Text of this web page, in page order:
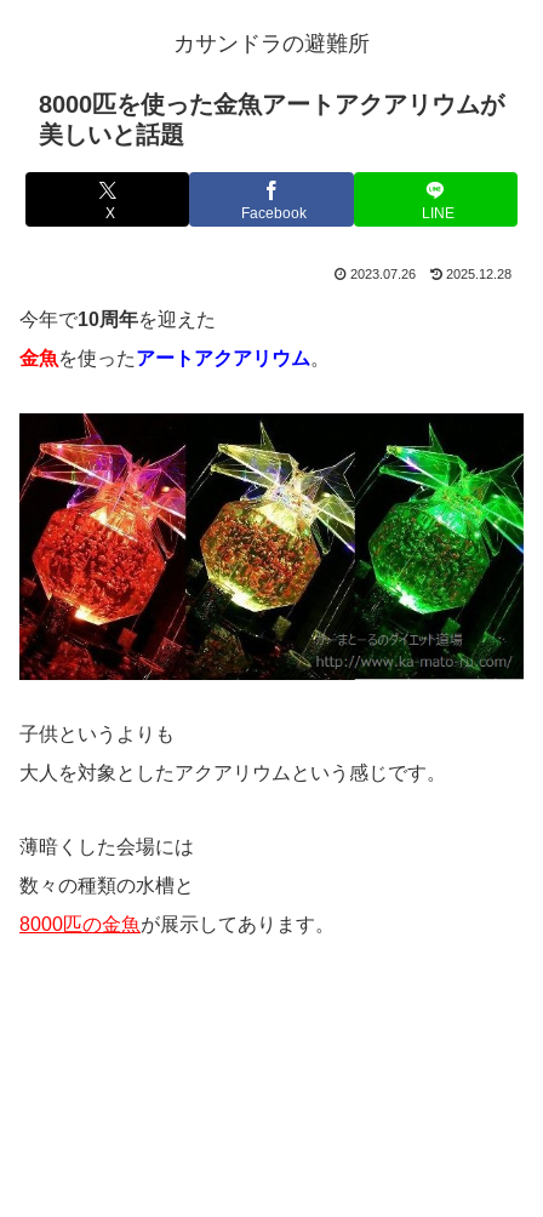
カサンドラの避難所
8000匹を使った金魚アートアクアリウムが
美しいと話題
X Facebook LINE
2023.07.26 2025.12.28
今年で10周年を迎えた
金魚を使ったアートアクアリウム。
子供というよりも
大人を対象としたアクアリウムという感じです。
薄暗くした会場には
数々の種類の水槽と
8000匹の金魚が展示してあります。